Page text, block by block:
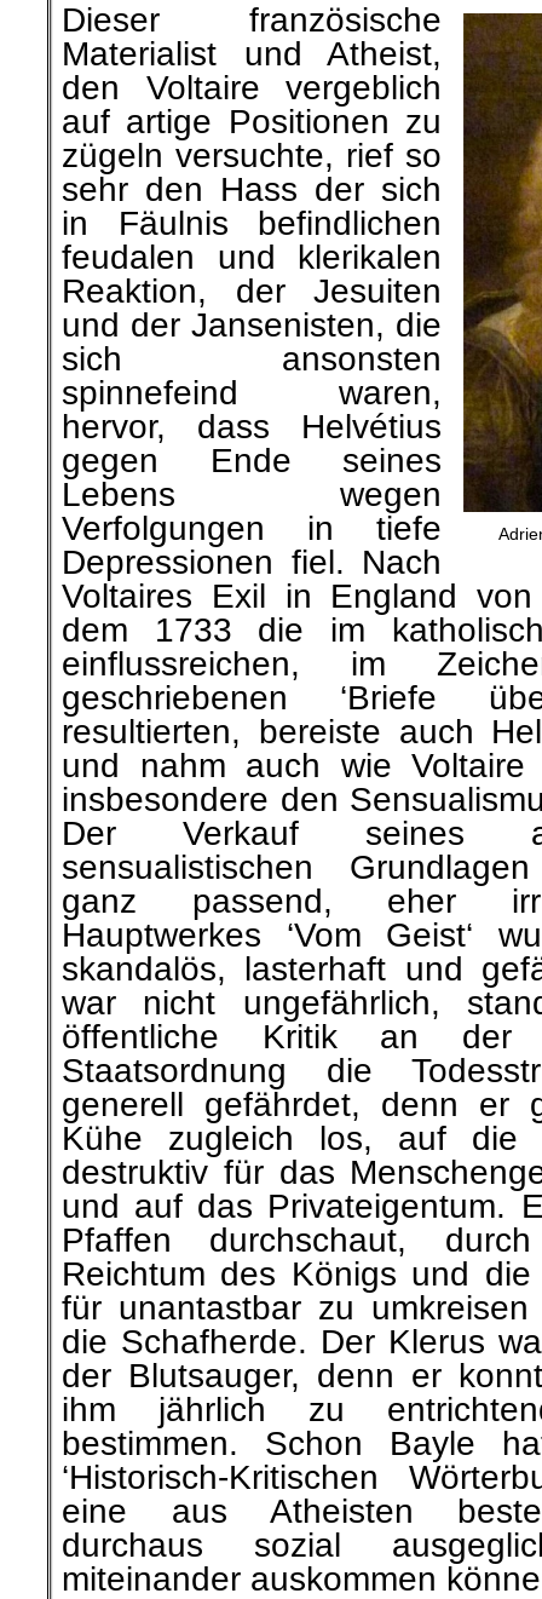
Dieser französische
Materialist und Atheist,
den Voltaire vergeblich
auf artige Positionen zu
zügeln versuchte, rief so
sehr den Hass der sich
in Fäulnis befindlichen
feudalen und klerikalen
Reaktion, der Jesuiten
und der Jansenisten, die
sich ansonsten
spinnefeind waren,
hervor, dass Helvétius
gegen Ende seines
Lebens wegen
Verfolgungen in tiefe
Depressionen fiel. Nach
Voltaires Exil in England
dem 1733 die im
einflussreichen, im
geschriebenen ‘Briefe
resultierten, bereiste auch
und nahm auch wie Voltaire
insbesondere den
Der Verkauf seines
sensualistischen
ganz passend, eher
Hauptwerkes ‘Vom Geist‘
skandalös, lasterhaft und
war nicht ungefährlich,
öffentliche Kritik an
Staatsordnung die
generell gefährdet, denn er
Kühe zugleich los, auf die
destruktiv für das
und auf das Privateigentum.
Pfaffen durchschaut,
Reichtum des Königs und
für unantastbar zu
die Schafherde. Der Klerus
der Blutsauger, denn er
ihm jährlich zu
bestimmen. Schon Bayle
‘Historisch-Kritischen
eine aus Atheisten
durchaus sozial
miteinander auskommen